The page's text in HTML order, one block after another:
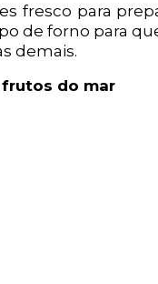
fresco para
de forno para
demais.
do mar